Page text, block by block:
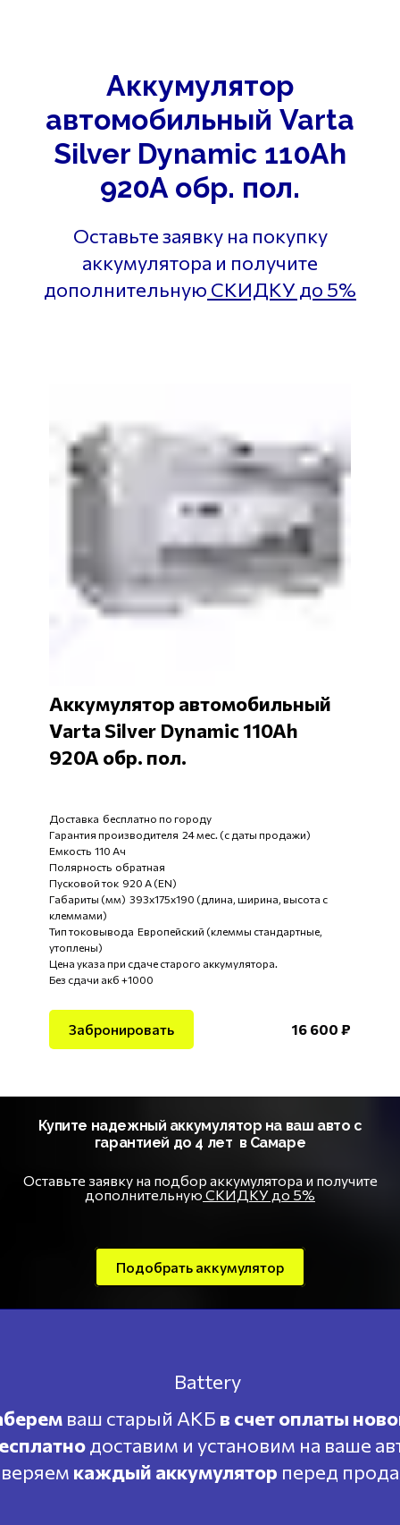
Аккумулятор
автомобильный Varta
Silver Dynamic 110Ah
920A обр. пол.
Оставьте заявку на покупку
аккумулятора и получите
дополнительную СКИДКУ до 5%
Аккумулятор автомобильный
Varta Silver Dynamic 110Ah
920A обр. пол.
Доставка бесплатно по городу
Гарантия производителя 24 мес. (с даты продажи)
Емкость 110 Ач
Полярность обратная
Пусковой ток 920 А (EN)
Габариты (мм) 393x175x190 (длина, ширина, высота с
клеммами)
Тип токовывода Европейский (клеммы стандартные,
утоплены)
Цена указа при сдаче старого аккумулятора.
Без сдачи акб +1000
Забронировать 16 600 ₽
Купите надежный аккумулятор на ваш авто с
гарантией до 4 лет в Самаре
Оставьте заявку на подбор аккумулятора и получите
дополнительную СКИДКУ до 5%
Подобрать аккумулятор
ваш старый АКБ в счет оплаты
доставим и установим на ваше
каждый аккумулятор перед